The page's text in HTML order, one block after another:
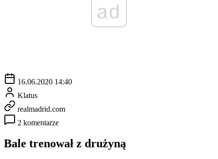
ad
16.06.2020 14:40
Klatus
realmadrid.com
2 komentarze
Bale trenował z drużyną